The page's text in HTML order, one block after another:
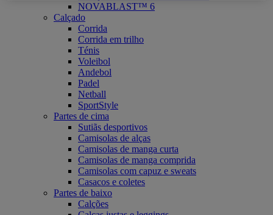
NOVABLAST™ 6
Calçado
Corrida
Corrida em trilho
Ténis
Voleibol
Andebol
Padel
Netball
SportStyle
Partes de cima
Sutiãs desportivos
Camisolas de alças
Camisolas de manga curta
Camisolas de manga comprida
Camisolas com capuz e sweats
Casacos e coletes
Partes de baixo
Calções